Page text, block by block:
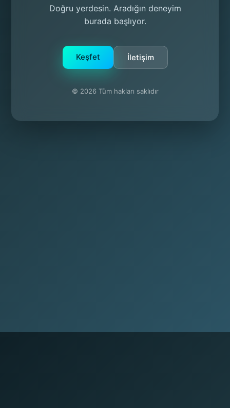
Doğru yerdesin. Aradığın deneyim
burada başlıyor.
Keşfet İletişim
© 2026 Tüm hakları saklıdır